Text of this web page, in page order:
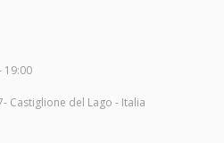
19:00
Castiglione del Lago - Italia